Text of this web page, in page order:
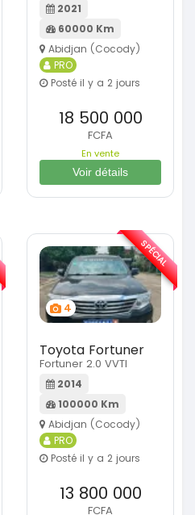
2021
60000 Km
Abidjan (Cocody)
PRO
Posté il y a 2 jours
18 500 000
FCFA
En vente
Voir détails
4
Toyota Fortuner
Fortuner 2.0 VVTI
2014
100000 Km
Abidjan (Cocody)
PRO
Posté il y a 2 jours
13 800 000
FCFA
SPÉCIAL